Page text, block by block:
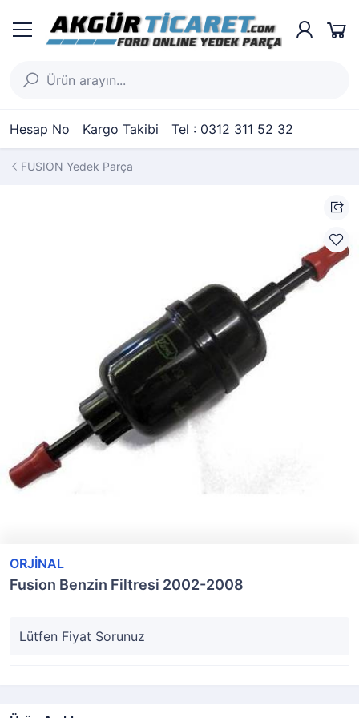
Hesap No Kargo Takibi Tel : 0312 311 52 32
FUSION Yedek Parça
ORJİNAL
Fusion Benzin Filtresi 2002-2008
Lütfen Fiyat Sorunuz